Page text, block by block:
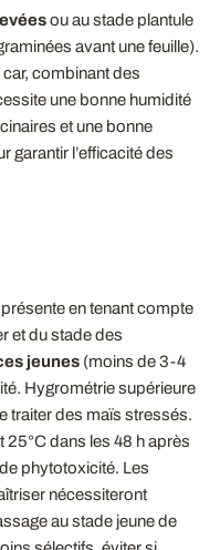
ou au stade plantule
avant une feuille).
combinant des
une bonne humidité
et une bonne
garantir l’efficacité des
en tenant compte
et du stade des
jeunes (moins de 3-4
Hygrométrie supérieure
traiter des maïs stressés.
dans les 48 h après
phytotoxicité. Les
nécessiteront
au stade jeune de